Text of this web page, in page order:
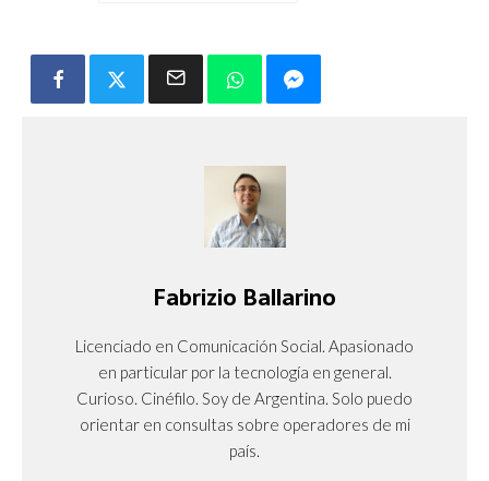
Fabrizio Ballarino
Licenciado en Comunicación Social. Apasionado
en particular por la tecnología en general.
Curioso. Cinéfilo. Soy de Argentina. Solo puedo
orientar en consultas sobre operadores de mi
país.